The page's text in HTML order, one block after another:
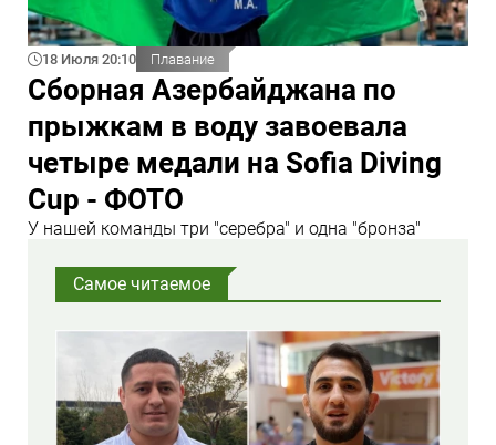
18 Июля 20:10 Плавание
Сборная Азербайджана по
прыжкам в воду завоевала
четыре медали на Sofia Diving
Cup - ФОТО
У нашей команды три "серебра" и одна "бронза"
Самое читаемое